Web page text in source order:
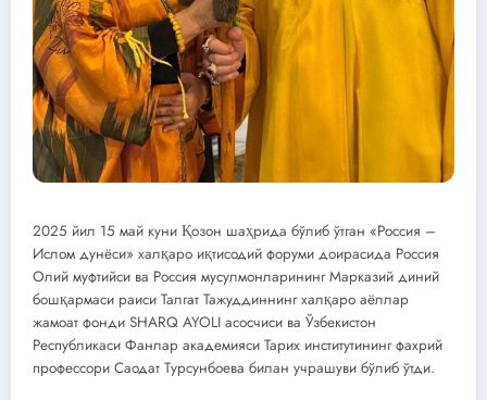
2025 йил 15 май куни Қозон шаҳрида бўлиб ўтган «Россия –
Ислом дунёси» халқаро иқтисодий форуми доирасида Россия
Олий муфтийси ва Россия мусулмонларининг Марказий диний
бошқармаси раиси Талгат Тажуддиннинг халқаро аёллар
жамоат фонди SHARQ AYOLI асосчиси ва Ўзбекистон
Республикаси Фанлар академияси Тарих институтининг фахрий
профессори Саодат Турсунбоева билан учрашуви бўлиб ўтди.